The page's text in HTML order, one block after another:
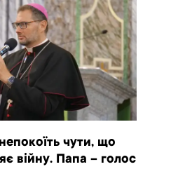
чути, що
війну. Папа – голос